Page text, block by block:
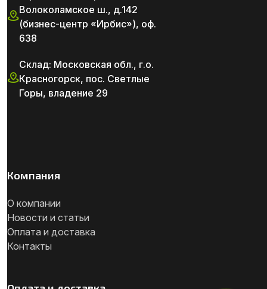
Волоколамское ш., д.142
(бизнес-центр «Ирбис»), оф.
638
Склад: Московская обл., г.о.
Красногорск, пос. Светлые
Горы, владение 29
Компания
О компании
Новости и статьи
Оплата и доставка
Контакты